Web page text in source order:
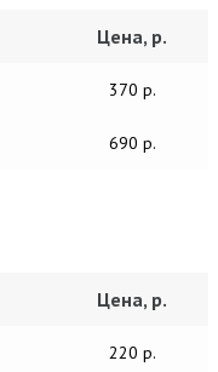
Цена, р.
370 р.
690 р.
Цена, р.
220 р.